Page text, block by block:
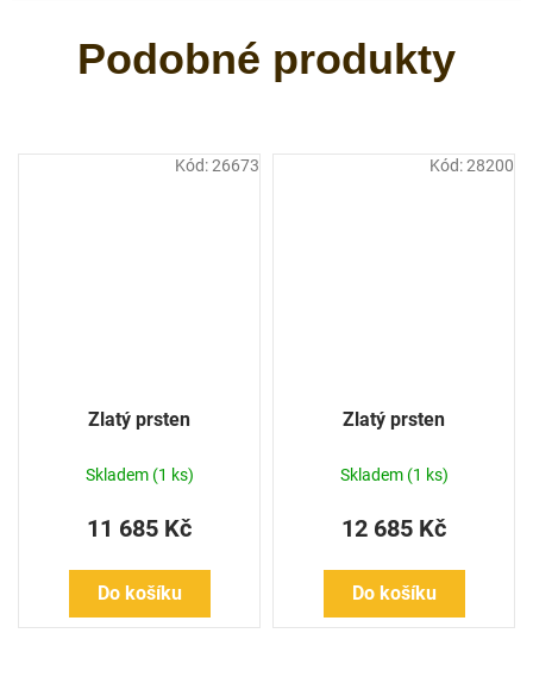
Zlatý prsten
Skladem (1 ks)
11 685 Kč
Do košíku
Kód:26673
Zlatý prsten
Skladem (1 ks)
12 685 Kč
Do košíku
Kód:28200